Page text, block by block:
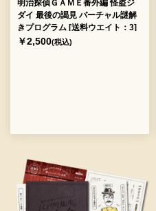
明治探偵ＧＡＭＥ番外編 怪盗ジ
ダイ 最後の謁見 バーチャル謎解
きプログラム [送料ウエイト：3]
￥2,500(税込)